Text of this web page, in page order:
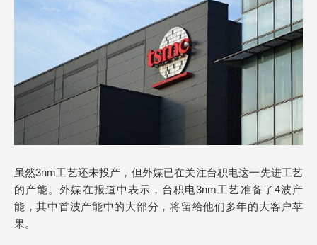
虽然3nm工艺还未投产，但外媒已在关注台积电这一先进工艺
的产能。外媒在报道中表示，台积电3nm工艺准备了4波产
能，其中首波产能中的大部分，将留给他们多年的大客户苹
果。